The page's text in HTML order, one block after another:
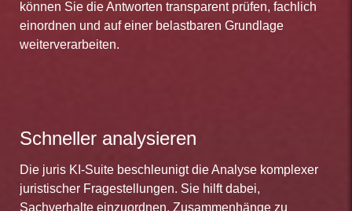
können Sie die Antworten transparent prüfen, fachlich
einordnen und auf einer belastbaren Grundlage
weiterverarbeiten.
Schneller analysieren
Die juris KI-Suite beschleunigt die Analyse komplexer
juristischer Fragestellungen. Sie hilft dabei,
Sachverhalte einzuordnen, Zusammenhänge zu